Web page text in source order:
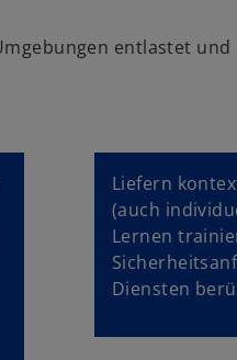
entlastet
Liefern
(auch
Lernen
Diensten